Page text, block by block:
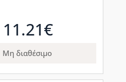
11.21€
Μη διαθέσιμο